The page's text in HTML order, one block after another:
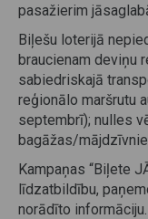
pasažierim
Biļešu loterijā
braucienam deviņu
sabiedriskajā
reģionālo maršrutu
septembrī); nulles
bagāžas/
Kampaņas “Biļete
līdzatbildību,
norādīto